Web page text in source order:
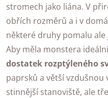
stromech jako liána. V
obřích rozměrů a i v
některé druhy pomalu
Aby měla monstera
dostatek rozptýleného
paprsků a větší vzdušnou
stinnější stanoviště, ale